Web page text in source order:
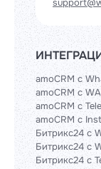
amoCRM с
amoCRM с
amoCRM с
amoCRM с
Битрикс24 с
Битрикс24 с
Битрикс24 с